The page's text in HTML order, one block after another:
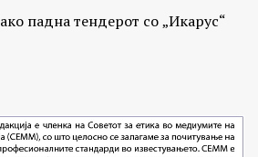
падна тендерот со „Икарус“